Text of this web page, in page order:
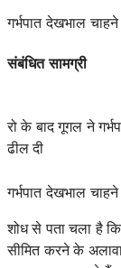
गर्भपात देखभाल
संबंधित सामग्री
रो के बाद गूगल ने
ढील दी
गर्भपात देखभाल
शोध से पता चला है
सीमित करने के